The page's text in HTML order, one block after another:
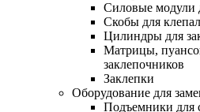
Силовые модули
Скобы для
Цилиндры для
Матрицы,
заклепочников
Заклепки
Оборудование для
Подъемники для